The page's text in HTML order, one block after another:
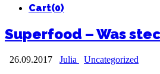
Cart(0)
Superfood – Was
26.09.2017 Julia Uncategorized